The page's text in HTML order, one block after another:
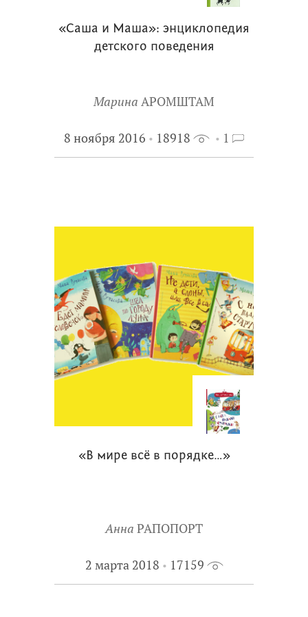
«Саша и Маша»: энциклопедия
детского поведения
Марина АРОМШТАМ
8 ноября 2016 18918 1
«В мире всё в порядке…»
Анна РАПОПОРТ
2 марта 2018 17159